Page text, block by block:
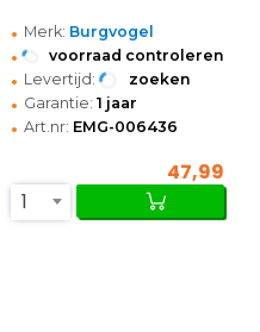
• Merk: Burgvogel
• voorraad controleren
• Levertijd: zoeken
• Garantie: 1 jaar
• Art.nr: EMG-006436
47,99
1